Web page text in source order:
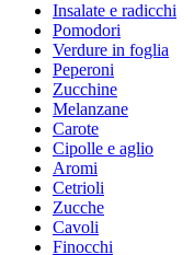
Insalate e radicchi
Pomodori
Verdure in foglia
Peperoni
Zucchine
Melanzane
Carote
Cipolle e aglio
Aromi
Cetrioli
Zucche
Cavoli
Finocchi